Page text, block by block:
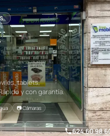
tablets,
y con garantía.
📷 Cámaras
624 60 98